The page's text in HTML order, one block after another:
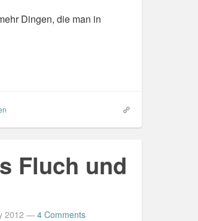
Dingen, die man in
Fluch und
2012 — 4 Comments